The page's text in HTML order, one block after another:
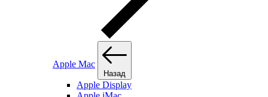
Apple Mac
Назад
Apple Display